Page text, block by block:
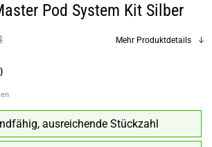
Pod System Kit Silber
Mehr Produktdetails
ausreichende Stückzahl